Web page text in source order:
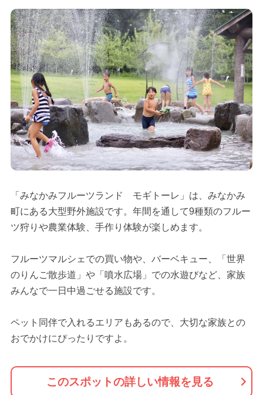
「みなかみフルーツランド モギトーレ」は、みなかみ
町にある大型野外施設です。年間を通して9種類のフルー
ツ狩りや農業体験、手作り体験が楽しめます。
フルーツマルシェでの買い物や、バーベキュー、「世界
のりんご散歩道」や「噴水広場」での水遊びなど、家族
みんなで一日中過ごせる施設です。
ペット同伴で入れるエリアもあるので、大切な家族との
おでかけにぴったりですよ。
このスポットの詳しい情報を見る